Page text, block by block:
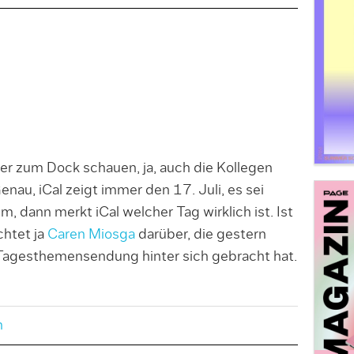
zum Dock schauen, ja, auch die Kollegen
iCal zeigt immer den 17. Juli, es sei
dann merkt iCal welcher Tag wirklich ist. Ist
ja Caren Miosgadarüber, die gestern
hinter sich gebracht hat.